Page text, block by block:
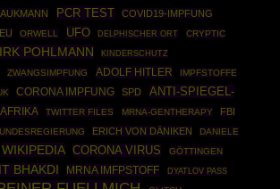
PCR TEST COVID19-IMPFUNG
EU ORWELL UFO DELPHISCHER ORT
CRYPTIC
POHLMANN KINDERSCHUTZ
ZWANGSIMPFUNG ADOLF HITLER IMPFSTOFFE
CORONA IMPFUNG SPD
ANTI-SPIEGEL-
AFRIKA TWITTER FILES MRNA-GENTHERAPY FBI
ERICH VON DÄNIKEN
DANIELE
WIKIPEDIA CORONA VIRUS
GÖTTINGEN
BHAKDI MRNA IMFPSTOFF DYATLOV PASS